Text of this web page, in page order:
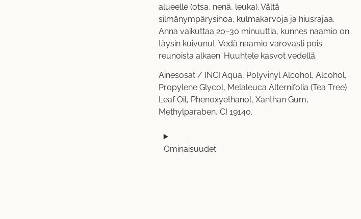
alueelle (otsa, nenä, leuka). Vältä
silmänympärysihoa, kulmakarvoja ja hiusrajaa.
Anna vaikuttaa 20–30 minuuttia, kunnes naamio on
täysin kuivunut. Vedä naamio varovasti pois
reunoista alkaen. Huuhtele kasvot vedellä.
Ainesosat / INCI:Aqua, Polyvinyl Alcohol, Alcohol,
Propylene Glycol, Melaleuca Alternifolia (Tea Tree)
Leaf Oil, Phenoxyethanol, Xanthan Gum,
Methylparaben, CI 19140.
Ominaisuudet